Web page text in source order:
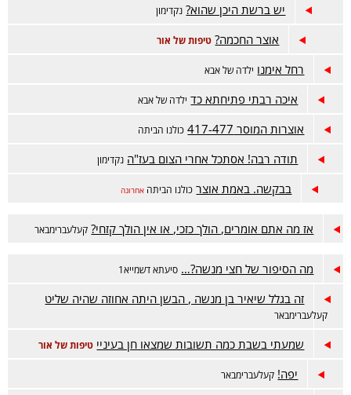
יש ברשת היכן שהוא? נקדימון
אוצר החכמה? טיפות של אור
רחל אימנו ילדה של אבא
איכה רבתי פתיחתא כד ילדה של אבא
אוצרות המוסר 417-477 כולנו הביתה
תודה רבה! אסתכל אחרי הצום בעז"ה נקדימון
בבקשה. באמת אוצר כולנו הביתה אחרונה
אז מה אתם אומרים, הולך כזכי, או אין הולך קזחי? קעלעברימבאר
מה הסיפור של חצי מנשה?… סיעתא דשמייא1
זה בגלל שיאיר בן מנשה , הבשן היתה אחוזה שהיה שליט
קעלעברימבאר
שמעתי בשבת כמה תשובות שמצאו חן בעיניי טיפות של אור
יפה! קעלעברימבאר